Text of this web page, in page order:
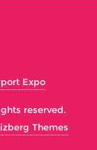
Expo
reserved.
Themes